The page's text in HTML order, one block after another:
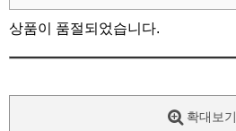
상품이 품절되었습니다.
확대보기